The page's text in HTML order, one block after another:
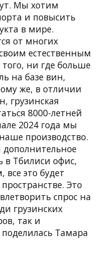
Мы хотим
и повысить
в мире.
от многих
естественным
ни где больше
на базе вин,
же, в отличии
грузинская
8000-летней
2024 года мы
производство.
в Тбилиси офис,
это будет
Это
спрос на
грузинских
так и
Тамара